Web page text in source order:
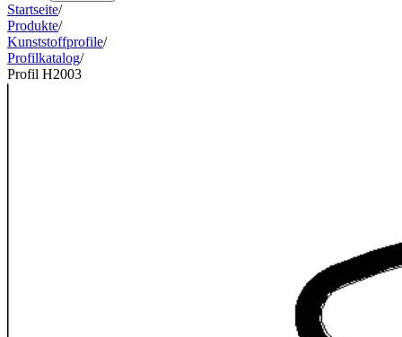
Startseite/
Produkte/
Kunststoffprofile/
Profilkatalog/
Profil H2003